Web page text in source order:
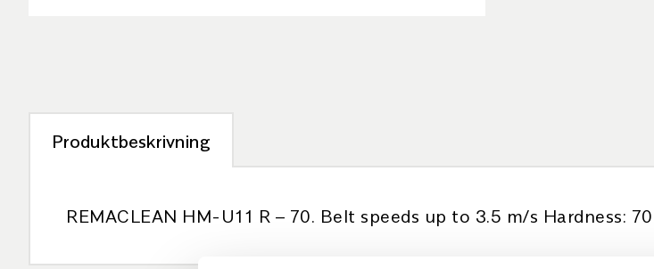
Produktbeskrivning
REMACLEAN HM-U11 R – 70. Belt speeds up to 3.5 m/s Hardness: